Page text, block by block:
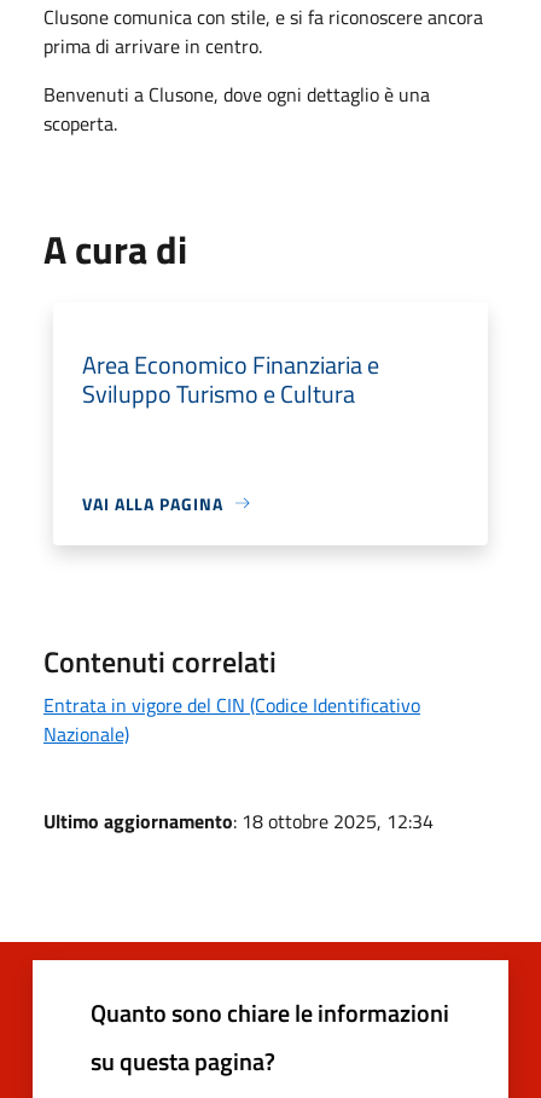
Clusone comunica con stile, e si fa riconoscere ancora
prima di arrivare in centro.
Benvenuti a Clusone, dove ogni dettaglio è una
scoperta.
A cura di
Area Economico Finanziaria e
Sviluppo Turismo e Cultura
VAI ALLA PAGINA
Contenuti correlati
Entrata in vigore del CIN (Codice Identificativo
Nazionale)
Ultimo aggiornamento: 18 ottobre 2025, 12:34
Quanto sono chiare le informazioni
su questa pagina?